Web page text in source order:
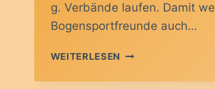
g. Verbände laufen. Damit
Bogensportfreunde auch…
WEITERLESEN WIR
MITGLIED